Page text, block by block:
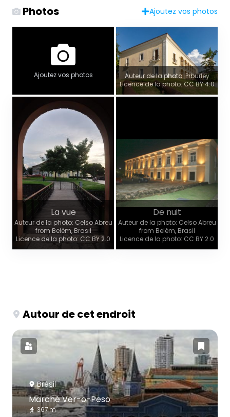
Photos Ajoutez vos photos
Ajoutez vos photos
Auteur de la photo: Prburley
Licence de la photo: CC BY 4.0
La vue
Auteur de la photo: Celso Abreu
from Belém, Brasil
Licence de la photo: CC BY 2.0
De nuit
Auteur de la photo: Celso Abreu
from Belém, Brasil
Licence de la photo: CC BY 2.0
Autour de cet endroit
Brésil
Marché Ver-o-Peso
367 m